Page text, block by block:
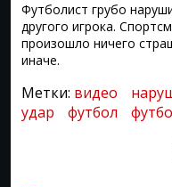
Футболист грубо
другого игрока.
произошло ничего
иначе.
Метки: видео
удар
футбол